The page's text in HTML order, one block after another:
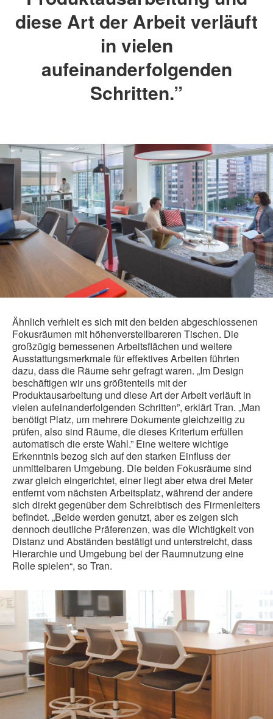
diese Art der Arbeit verläuft
in vielen
aufeinanderfolgenden
Schritten.”
Ähnlich verhielt es sich mit den beiden abgeschlossenen
Fokusräumen mit höhenverstellbareren Tischen. Die
großzügig bemessenen Arbeitsflächen und weitere
Ausstattungsmerkmale für effektives Arbeiten führten
dazu, dass die Räume sehr gefragt waren. „Im Design
beschäftigen wir uns größtenteils mit der
Produktausarbeitung und diese Art der Arbeit verläuft in
vielen aufeinanderfolgenden Schritten”, erklärt Tran. „Man
benötigt Platz, um mehrere Dokumente gleichzeitig zu
prüfen, also sind Räume, die dieses Kriterium erfüllen
automatisch die erste Wahl.” Eine weitere wichtige
Erkenntnis bezog sich auf den starken Einfluss der
unmittelbaren Umgebung. Die beiden Fokusräume sind
zwar gleich eingerichtet, einer liegt aber etwa drei Meter
entfernt vom nächsten Arbeitsplatz, während der andere
sich direkt gegenüber dem Schreibtisch des Firmenleiters
befindet. „Beide werden genutzt, aber es zeigen sich
dennoch deutliche Präferenzen, was die Wichtigkeit von
Distanz und Abständen bestätigt und unterstreicht, dass
Hierarchie und Umgebung bei der Raumnutzung eine
Rolle spielen“, so Tran.